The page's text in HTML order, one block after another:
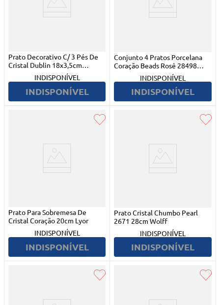
Prato Decorativo C/ 3 Pés De
Cristal Dublin 18x3,5cm
Transparente Lyor
INDISPONÍVEL
INDISPONÍVEL
Conjunto 4 Pratos Porcelana
Coração Beads Rosê 28498
Bom GourmetINDISPONÍVEL
INDISPONÍVEL
Prato Para Sobremesa De
Cristal Coração 20cm Lyor
INDISPONÍVEL
INDISPONÍVEL
Prato Cristal Chumbo Pearl
2671 28cm Wolff
INDISPONÍVEL
INDISPONÍVEL